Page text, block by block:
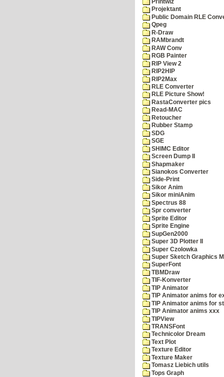
Printwiz
Projektant
Public Domain RLE
Qpeg
R-Draw
RAMbrandt
RAW Conv
RGB Painter
RIP View 2
RIP2HIP
RIP2Max
RLE Converter
RLE Picture Show!
RastaConverter pics
Read-MAC
Retoucher
Rubber Stamp
SDG
SGE
SHIMC Editor
Screen Dump II
Shapmaker
Sianokos Converter
Side-Print
Sikor Anim
Sikor miniAnim
Spectrus 88
Spr converter
Sprite Editor
Sprite Engine
SupGen2000
Super 3D Plotter II
Super Czolowka
Super Sketch Graphics
SuperFont
TBMDraw
TIF-Konverter
TIP Animator
TIP Animator anims for
TIP Animator anims for
TIP Animator anims xxx
TIPView
TRANSFont
Technicolor Dream
Text Plot
Texture Editor
Texture Maker
Tomasz Liebich utils
Tops Graph